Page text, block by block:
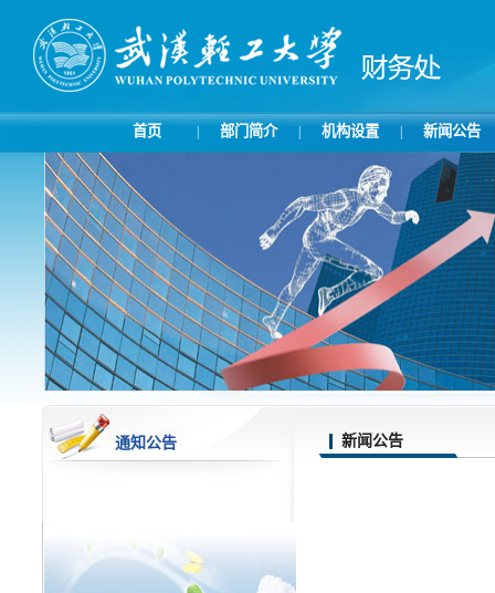
首页 部门简介 机构设置 新闻公告
通知公告 新闻公告